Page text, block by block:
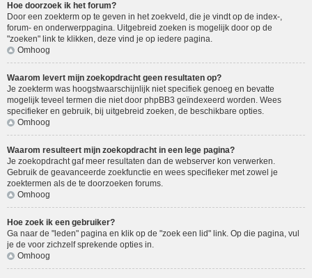
Hoe doorzoek ik het forum?
Door een zoekterm op te geven in het zoekveld, die je vindt op de index-,
forum- en onderwerppagina. Uitgebreid zoeken is mogelijk door op de
"zoeken" link te klikken, deze vind je op iedere pagina.
Omhoog
Waarom levert mijn zoekopdracht geen resultaten op?
Je zoekterm was hoogstwaarschijnlijk niet specifiek genoeg en bevatte
mogelijk teveel termen die niet door phpBB3 geïndexeerd worden. Wees
specifieker en gebruik, bij uitgebreid zoeken, de beschikbare opties.
Omhoog
Waarom resulteert mijn zoekopdracht in een lege pagina?
Je zoekopdracht gaf meer resultaten dan de webserver kon verwerken.
Gebruik de geavanceerde zoekfunctie en wees specifieker met zowel je
zoektermen als de te doorzoeken forums.
Omhoog
Hoe zoek ik een gebruiker?
Ga naar de "leden" pagina en klik op de "zoek een lid" link. Op die pagina, vul
je de voor zichzelf sprekende opties in.
Omhoog